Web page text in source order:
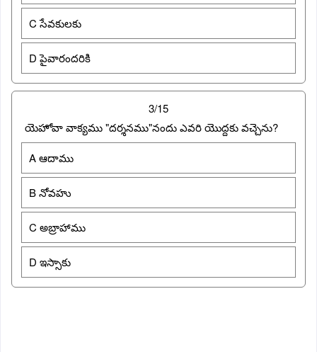
C సేవకులకు
D పైవారందరికి
3/15
యెహోవా వాక్యము "దర్శనము"నందు ఎవరి యొద్దకు వచ్చెను?
A ఆదాము
B నోవహు
C అబ్రాహాము
D ఇస్సాకు